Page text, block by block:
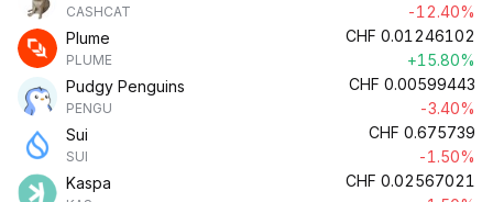
CASHCAT
-12.40%
Plume
PLUME
CHF 0.01246102
+15.80%
Pudgy Penguins
PENGU
CHF 0.00599443
-3.40%
Sui
SUI
CHF 0.675739
-1.50%
Kaspa
CHF 0.02567021